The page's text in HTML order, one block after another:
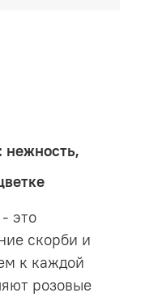
нежность,
это
скорби и
к каждой
розовые